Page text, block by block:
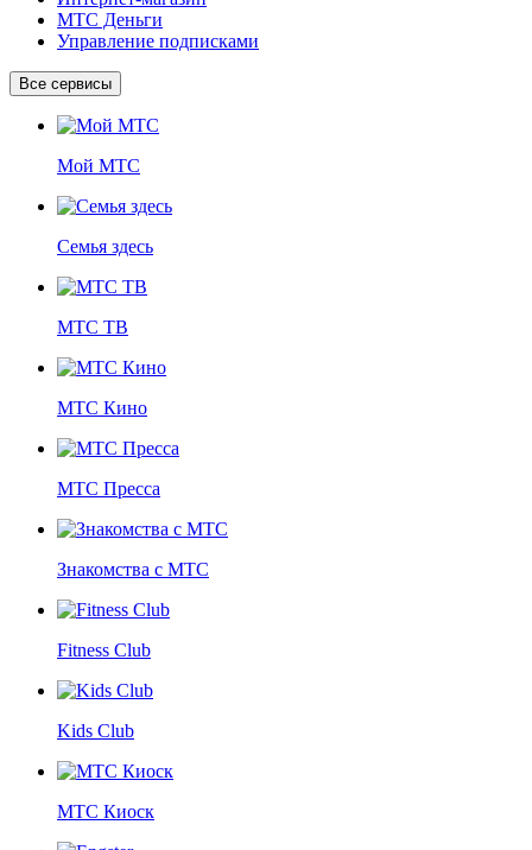
МТС Деньги
Управление подписками
Все сервисы
Мой МТС
Семья здесь
МТС ТВ
МТС Кино
МТС Пресса
Знакомства с МТС
Fitness Club
Kids Club
МТС Киоск